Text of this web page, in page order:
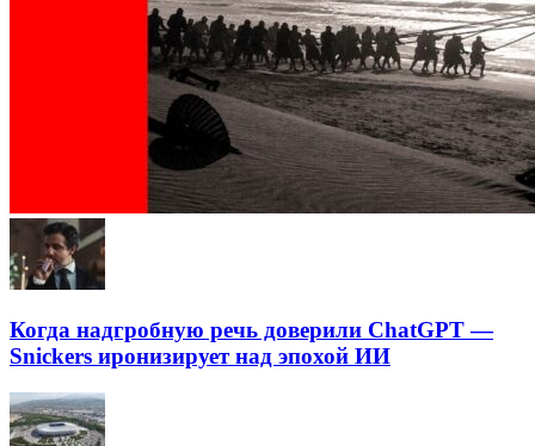
Когда надгробную речь доверили ChatGPT —
Snickers иронизирует над эпохой ИИ